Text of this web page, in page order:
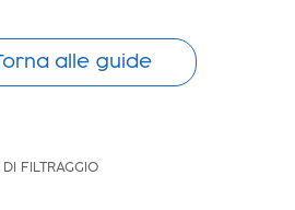
alle guide
FILTRAGGIO